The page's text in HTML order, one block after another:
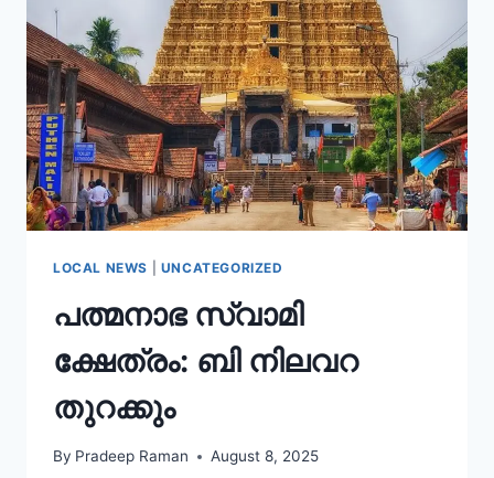
LOCAL NEWS UNCATEGORIZED
പത്മനാഭ സ്വാമി
ക്ഷേത്രം: ബി നിലവറ
തുറക്കും
By Pradeep Raman August 8, 2025